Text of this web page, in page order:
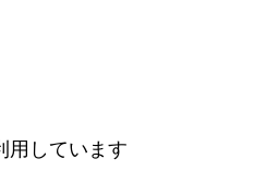
用しています